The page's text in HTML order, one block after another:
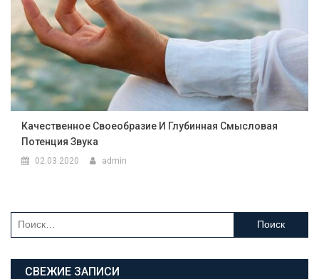
Качественное Своеобразие И Глубинная Смысловая
Потенция Звука
02.03.2020 admin
Найти:
СВЕЖИЕ ЗАПИСИ